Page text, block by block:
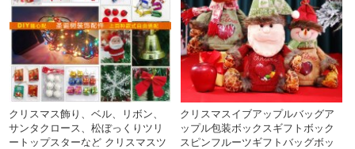
クリスマス飾り、ベル、リボン、
サンタクロース、松ぼっくりツリ
ートップスターなど クリスマスツ
クリスマスイブアップルバッグア
ップル包装ボックスギフトボック
スピンフルーツギフトバッグボッ